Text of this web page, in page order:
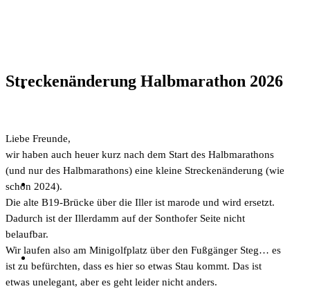
Streckenänderung Halbmarathon 2026
Liebe Freunde,
wir haben auch heuer kurz nach dem Start des Halbmarathons
(und nur des Halbmarathons) eine kleine Streckenänderung (wie
schon 2024).
Die alte B19-Brücke über die Iller ist marode und wird ersetzt.
Dadurch ist der Illerdamm auf der Sonthofer Seite nicht
belaufbar.
Wir laufen also am Minigolfplatz über den Fußgänger Steg… es
ist zu befürchten, dass es hier so etwas Stau kommt. Das ist
etwas unelegant, aber es geht leider nicht anders.